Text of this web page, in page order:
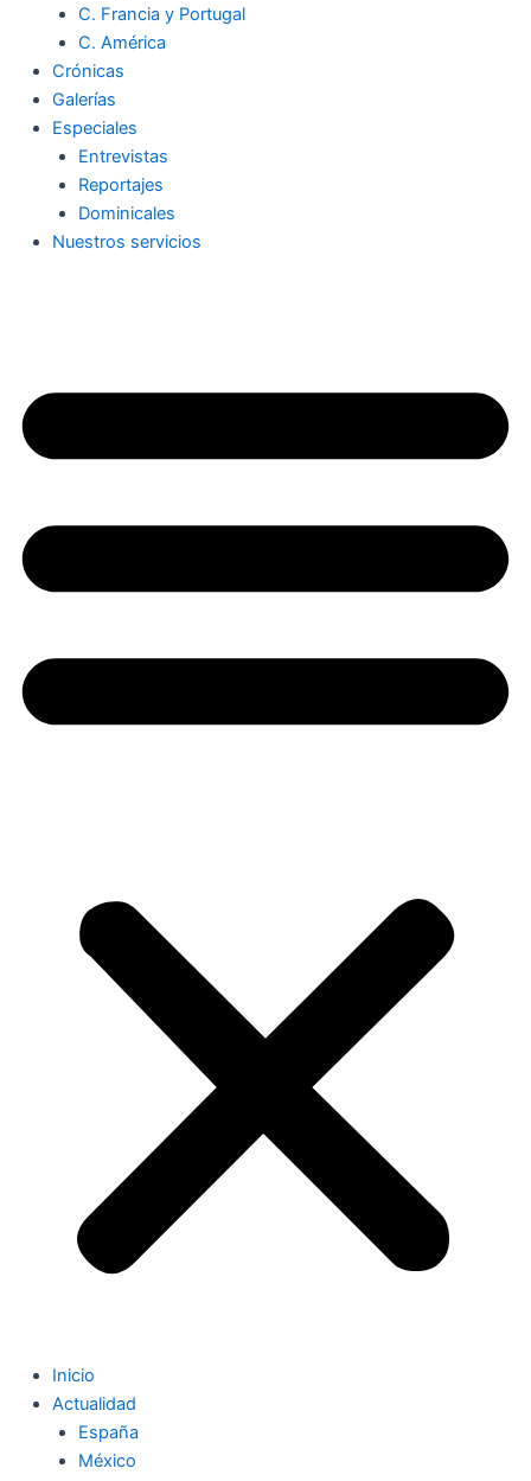
C. Francia y Portugal
C. América
Crónicas
Galerías
Especiales
Entrevistas
Reportajes
Dominicales
Nuestros servicios
Inicio
Actualidad
España
México